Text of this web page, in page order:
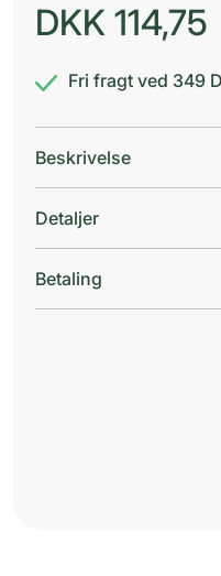
DKK 114,75
Fri fragt ved 349
Beskrivelse
Detaljer
Betaling